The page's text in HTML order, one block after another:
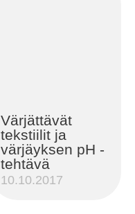
Värjättävät
tekstiilit ja
värjäyksen pH -
tehtävä
10.10.2017